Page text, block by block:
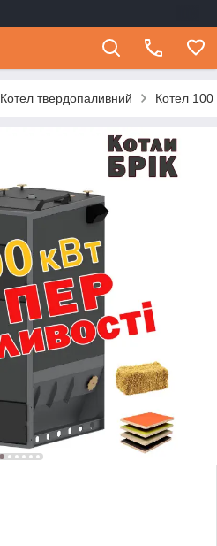
Котел твердопаливний Котел 100